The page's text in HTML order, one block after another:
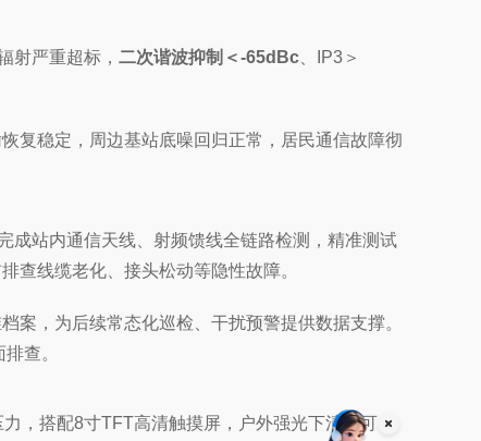
射严重超标， 二次谐波抑制＜-65dBc 、IP3＞
复稳定，周边基站底噪回归正常，居民通信故障彻
完成站内通信天线、射频馈线全链路检测，精准测试
排查线缆老化、接头松动等隐性故障。
案，为后续常态化巡检、干扰预警提供数据支撑。
查。
，搭配8寸TFT高清触摸屏，户外强光下清晰可